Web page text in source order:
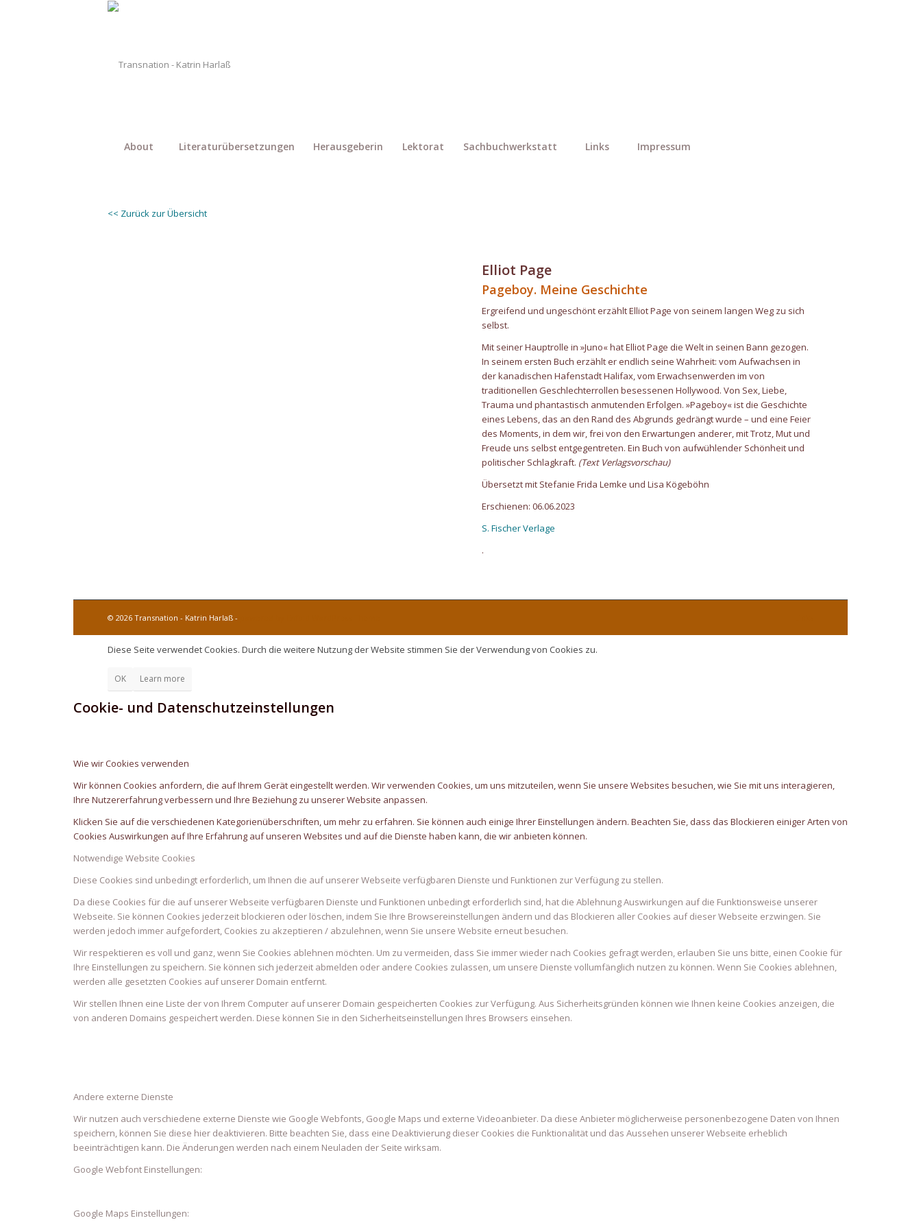
About Literaturübersetzungen Herausgeberin Lektorat Sachbuchwerkstatt Links Impressum
<< Zurück zur Übersicht
Elliot Page
Pageboy. Meine Geschichte
Ergreifend und ungeschönt erzählt Elliot Page von seinem langen Weg zu sich
selbst.
Mit seiner Hauptrolle in »Juno« hat Elliot Page die Welt in seinen Bann gezogen.
In seinem ersten Buch erzählt er endlich seine Wahrheit: vom Aufwachsen in
der kanadischen Hafenstadt Halifax, vom Erwachsenwerden im von
traditionellen Geschlechterrollen besessenen Hollywood. Von Sex, Liebe,
Trauma und phantastisch anmutenden Erfolgen. »Pageboy« ist die Geschichte
eines Lebens, das an den Rand des Abgrunds gedrängt wurde – und eine Feier
des Moments, in dem wir, frei von den Erwartungen anderer, mit Trotz, Mut und
Freude uns selbst entgegentreten. Ein Buch von aufwühlender Schönheit und
politischer Schlagkraft. (Text Verlagsvorschau)
Übersetzt mit Stefanie Frida Lemke und Lisa Kögeböhn
Erschienen: 06.06.2023
S. Fischer Verlage
.
© 2026 Transnation - Katrin Harlaß -
Diese Seite verwendet Cookies. Durch die weitere Nutzung der Website stimmen Sie der Verwendung von Cookies zu.
OK Learn more
Cookie- und Datenschutzeinstellungen
Wie wir Cookies verwenden
Wir können Cookies anfordern, die auf Ihrem Gerät eingestellt werden. Wir verwenden Cookies, um uns mitzuteilen, wenn Sie unsere Websites besuchen, wie Sie mit uns interagieren,
Ihre Nutzererfahrung verbessern und Ihre Beziehung zu unserer Website anpassen.
Klicken Sie auf die verschiedenen Kategorienüberschriften, um mehr zu erfahren. Sie können auch einige Ihrer Einstellungen ändern. Beachten Sie, dass das Blockieren einiger Arten von
Cookies Auswirkungen auf Ihre Erfahrung auf unseren Websites und auf die Dienste haben kann, die wir anbieten können.
Notwendige Website Cookies
Diese Cookies sind unbedingt erforderlich, um Ihnen die auf unserer Webseite verfügbaren Dienste und Funktionen zur Verfügung zu stellen.
Da diese Cookies für die auf unserer Webseite verfügbaren Dienste und Funktionen unbedingt erforderlich sind, hat die Ablehnung Auswirkungen auf die Funktionsweise unserer
Webseite. Sie können Cookies jederzeit blockieren oder löschen, indem Sie Ihre Browsereinstellungen ändern und das Blockieren aller Cookies auf dieser Webseite erzwingen. Sie
werden jedoch immer aufgefordert, Cookies zu akzeptieren / abzulehnen, wenn Sie unsere Website erneut besuchen.
Wir respektieren es voll und ganz, wenn Sie Cookies ablehnen möchten. Um zu vermeiden, dass Sie immer wieder nach Cookies gefragt werden, erlauben Sie uns bitte, einen Cookie für
Ihre Einstellungen zu speichern. Sie können sich jederzeit abmelden oder andere Cookies zulassen, um unsere Dienste vollumfänglich nutzen zu können. Wenn Sie Cookies ablehnen,
werden alle gesetzten Cookies auf unserer Domain entfernt.
Wir stellen Ihnen eine Liste der von Ihrem Computer auf unserer Domain gespeicherten Cookies zur Verfügung. Aus Sicherheitsgründen können wie Ihnen keine Cookies anzeigen, die
von anderen Domains gespeichert werden. Diese können Sie in den Sicherheitseinstellungen Ihres Browsers einsehen.
Andere externe Dienste
Wir nutzen auch verschiedene externe Dienste wie Google Webfonts, Google Maps und externe Videoanbieter. Da diese Anbieter möglicherweise personenbezogene Daten von Ihnen
speichern, können Sie diese hier deaktivieren. Bitte beachten Sie, dass eine Deaktivierung dieser Cookies die Funktionalität und das Aussehen unserer Webseite erheblich
beeinträchtigen kann. Die Änderungen werden nach einem Neuladen der Seite wirksam.
Google Webfont Einstellungen:
Google Maps Einstellungen: